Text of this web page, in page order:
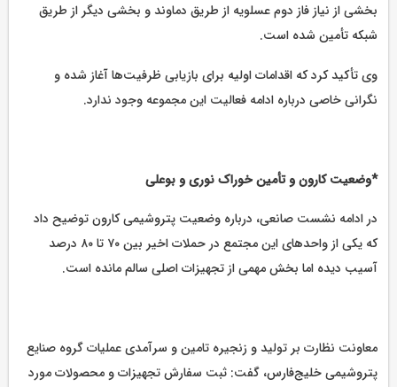
بخشی از نیاز فاز دوم عسلویه از طریق دماوند و بخشی دیگر از طریق
شبکه تأمین شده است.
وی تأکید کرد که اقدامات اولیه برای بازیابی ظرفیت‌ها آغاز شده و
نگرانی خاصی درباره ادامه فعالیت این مجموعه وجود ندارد.
*وضعیت کارون و تأمین خوراک نوری و بوعلی
در ادامه نشست صانعی، درباره وضعیت پتروشیمی کارون توضیح داد
که یکی از واحدهای این مجتمع در حملات اخیر بین ۷۰ تا ۸۰ درصد
آسیب دیده اما بخش مهمی از تجهیزات اصلی سالم مانده است.
معاونت نظارت بر تولید و زنجیره تامین و سرآمدی عملیات گروه صنایع
پتروشیمی خلیج‌فارس، گفت: ثبت سفارش تجهیزات و محصولات مورد